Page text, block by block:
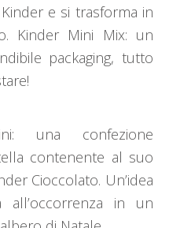
e si trasforma in
Kinder Mini Mix: un
packaging, tutto
una confezione
contenente al suo
Cioccolato. Un’idea
in un